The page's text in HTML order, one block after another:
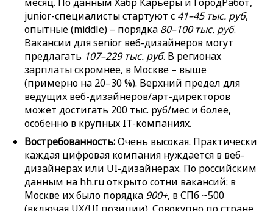
junior-специалисты стартуют с 41–45 тыс. руб,
опытные (middle) – порядка 80–100 тыс. руб.
Вакансии для senior веб-дизайнеров могут
предлагать 107–229 тыс. руб. В регионах
зарплаты скромнее, в Москве – выше
(примерно на 20–30 %). Верхний предел для
ведущих веб-дизайнеров/арт-директоров
может достигать 200 тыс. руб/мес и более,
особенно в крупных IT-компаниях.
Востребованность:Очень высокая. Практически
каждая цифровая компания нуждается в веб-
дизайнерах или UI-дизайнерах. По российским
данным на hh.ru открыто сотни вакансий: в
Москве их было порядка 900+, в СПб ~500